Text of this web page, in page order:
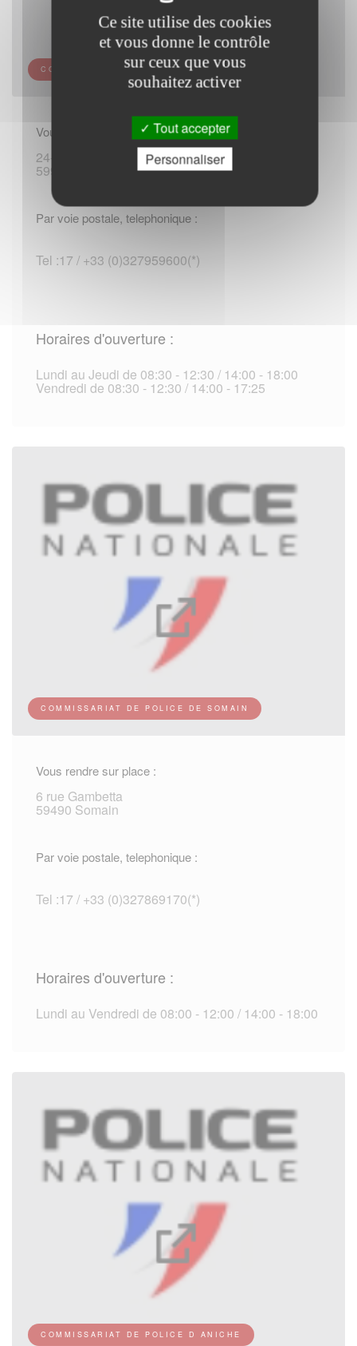
COMMISSARIAT DE POLICE D AUBY
Vous rendre sur place :
24-26 rue Jean Jacques Rousseau
59950 Auby
Par voie postale, telephonique :
Tel :17 / +33 (0)327959600(*)
Horaires d'ouverture :
Lundi au Jeudi de 08:30 - 12:30 / 14:00 - 18:00
Vendredi de 08:30 - 12:30 / 14:00 - 17:25
COMMISSARIAT DE POLICE DE SOMAIN
Vous rendre sur place :
6 rue Gambetta
59490 Somain
Par voie postale, telephonique :
Tel :17 / +33 (0)327869170(*)
Horaires d'ouverture :
Lundi au Vendredi de 08:00 - 12:00 / 14:00 - 18:00
COMMISSARIAT DE POLICE D ANICHE
Ce site utilise des cookies
et vous donne le contrôle
sur ceux que vous
souhaitez activer
Tout accepter
Personnaliser